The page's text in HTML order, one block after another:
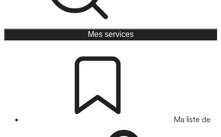
Mes services
Ma liste de